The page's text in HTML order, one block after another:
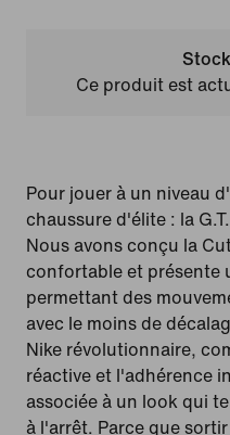
Ce produit est
Pour jouer à un niveau
chaussure d'élite : la
Nous avons conçu la
confortable et présente
permettant des
avec le moins de
Nike révolutionnaire,
réactive et l'adhérence
associée à un look qui
à l'arrêt. Parce que